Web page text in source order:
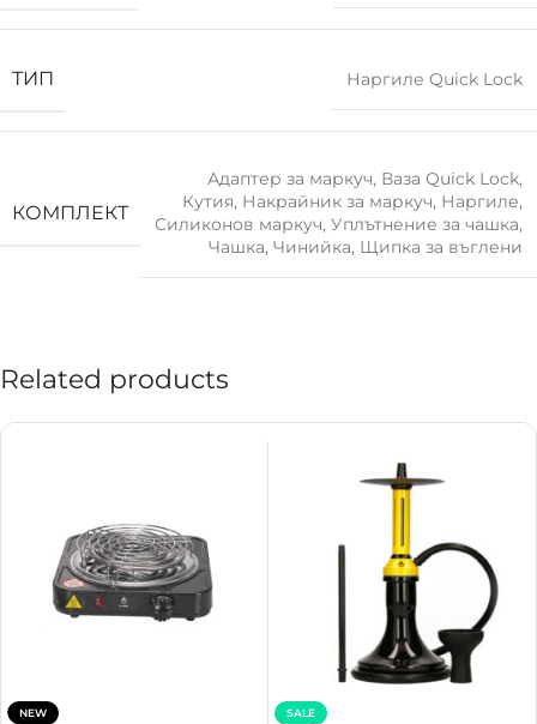
ТИП Наргиле Quick Lock
КОМПЛЕКТ
Адаптер за маркуч, Ваза Quick Lock,
Кутия, Накрайник за маркуч, Наргиле,
Силиконов маркуч, Уплътнение за чашка,
Чашка, Чинийка, Щипка за въглени
Related products
NEW
SALE